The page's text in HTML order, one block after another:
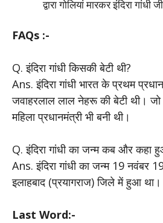
द्वारा गोलियां मारकर इंदिरा
FAQs :-
Q. इंदिरा गांधी किसकी बेटी थी?
Ans. इंदिरा गांधी भारत के प्रथम
जवाहरलाल लाल नेहरू की बेटी थी।
महिला प्रधानमंत्री भी बनी थी।
Q. इंदिरा गांधी का जन्म कब और कहा
Ans. इंदिरा गांधी का जन्म 19 नवंबर
इलाहबाद (प्रयागराज) जिले में हुआ था।
Last Word:-